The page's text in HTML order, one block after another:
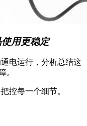
用更稳定
电运行，分析总结这
。
控每一个细节。